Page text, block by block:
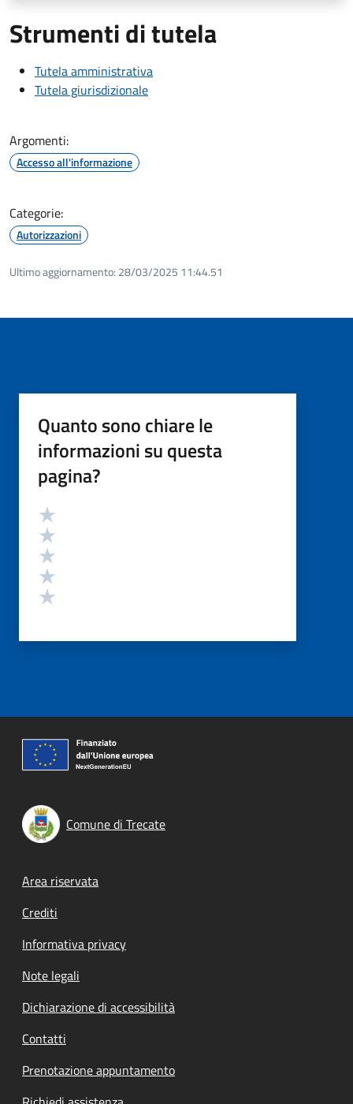
Strumenti di tutela
Tutela amministrativa
Tutela giurisdizionale
Argomenti:
Accesso all'informazione
Categorie:
Autorizzazioni
Ultimo aggiornamento: 28/03/2025 11:44.51
Quanto sono chiare le
informazioni su questa
pagina?
Valutazione
Comune di Trecate
Footer menu
Area riservata
Crediti
Informativa privacy
Note legali
Dichiarazione di accessibilità
Contatti
Prenotazione appuntamento